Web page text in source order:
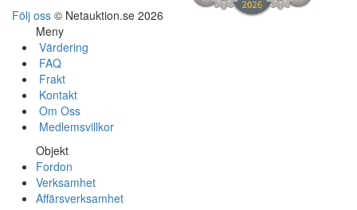
Följ oss © Netauktion.se 2026
Meny
Värdering
FAQ
Frakt
Kontakt
Om Oss
Medlemsvillkor
Objekt
Fordon
Verksamhet
Affärsverksamhet